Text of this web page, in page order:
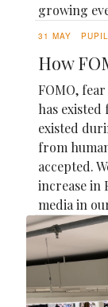
growing
31 MAY PUPIL
How
FOMO,
has existed
existed
from
accepted.
increase in
media in